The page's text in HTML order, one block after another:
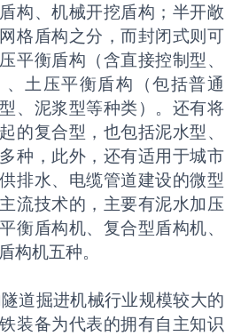
构、机械开挖盾构；半开敞
格盾构之分，而封闭式则可
平衡盾构（含直接控制型、
土压平衡盾构（包括普通
、泥浆型等种类）。还有将
的复合型，也包括泥水型、
种，此外，还有适用于城市
排水、电缆管道建设的微型
流技术的，主要有泥水加压
衡盾构机、复合型盾构机、
构机五种。
掘进机械行业规模较大的
装备为代表的拥有自主知识